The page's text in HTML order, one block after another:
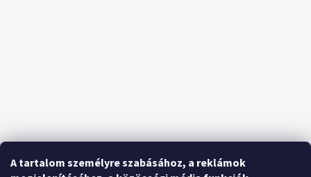
A tartalom személyre szabásához, a reklámok